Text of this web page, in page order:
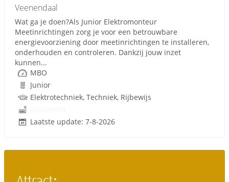
Veenendaal
Wat ga je doen?Als Junior Elektromonteur
Meetinrichtingen zorg je voor een betrouwbare
energievoorziening door meetinrichtingen te installeren,
onderhouden en controleren. Dankzij jouw inzet
kunnen...
MBO
Junior
Elektrotechniek, Techniek, Rijbewijs
Laatste update: 7-8-2026